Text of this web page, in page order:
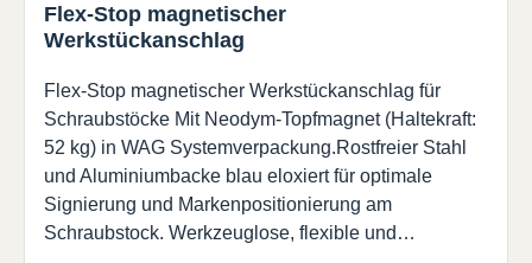
Flex-Stop magnetischer
Werkstückanschlag
Flex-Stop magnetischer Werkstückanschlag für
Schraubstöcke Mit Neodym-Topfmagnet (Haltekraft:
52 kg) in WAG Systemverpackung.Rostfreier Stahl
und Aluminiumbacke blau eloxiert für optimale
Signierung und Markenpositionierung am
Schraubstock. Werkzeuglose, flexible und